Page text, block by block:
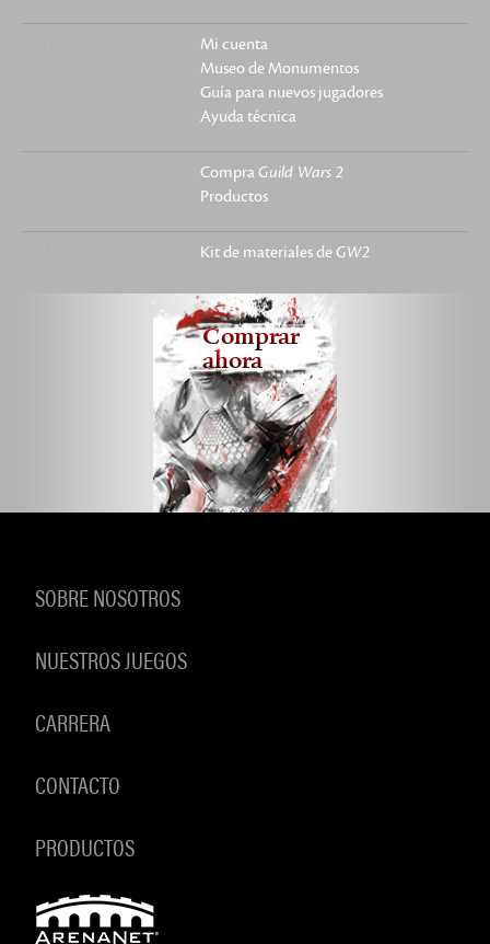
Mi cuenta
Museo de Monumentos
Guía para nuevos jugadores
Ayuda técnica
CompraGuild Wars 2
Productos
Kit de materiales deGW2
Comprar
ahora
SOBRE NOSOTROS
NUESTROS JUEGOS
CARRERA
CONTACTO
PRODUCTOS